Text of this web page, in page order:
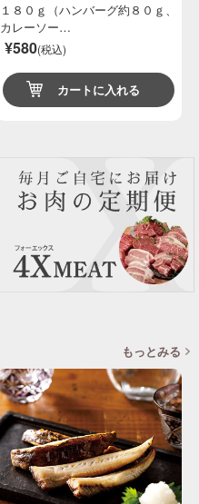
１８０ｇ（ハンバーグ約８０ｇ、
カレーソー…
¥580(税込)
カートに入れる
もっとみる